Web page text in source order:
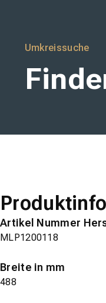
Umkreissuche
Artikel Nummer
MLP1200118
Breite in mm
488